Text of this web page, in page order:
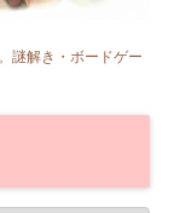
謎解き・ボードゲー